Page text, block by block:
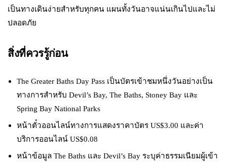
เป็นทางเดินง่ายสำหรับทุกคน แผนทั้งวันอาจแน่นเกินไปและไม่
ปลอดภัย
สิ่งที่ควรรู้ก่อน
The Greater Baths Day Pass เป็นบัตรเข้าชมหนึ่งวันอย่างเป็น
ทางการสำหรับ Devil’s Bay, The Baths, Stoney Bay และ
Spring Bay National Parks
หน้าตั๋วออนไลน์ทางการแสดงราคาบัตร US$3.00 และค่า
บริการออนไลน์ US$0.08
หน้าข้อมูล The Baths และ Devil’s Bay ระบุค่าธรรมเนียมผู้เข้า